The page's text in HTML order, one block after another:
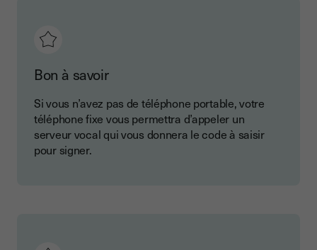
Bon à savoir
Si vous n’avez pas de téléphone portable, votre
téléphone fixe vous permettra d’appeler un
serveur vocal qui vous donnera le code à saisir
pour signer.